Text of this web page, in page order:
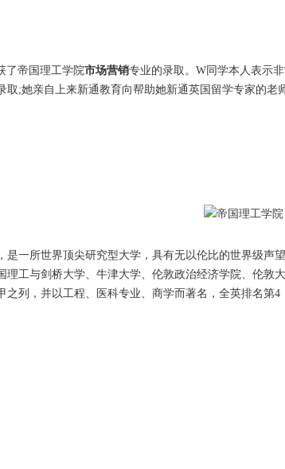
了帝国理工学院市场营销专业的录取。W同学本人表示
取;她亲自上来新通教育向帮助她新通英国留学专家的老
是一所世界顶尖研究型大学，具有无以伦比的世界级声
理工与剑桥大学、牛津大学、伦敦政治经济学院、伦敦
之列，并以工程、医科专业、商学而著名，全英排名第4